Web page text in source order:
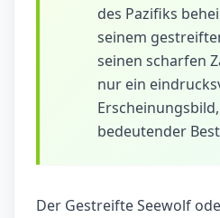
des Pazifiks
seinem
seinen scharfen
nur ein
bedeutender
Der Gestreifte Seewolf